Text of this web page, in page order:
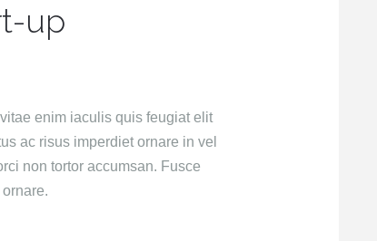
up
enim iaculis quis feugiat elit
ac risus imperdiet ornare in vel
non tortor accumsan. Fusce